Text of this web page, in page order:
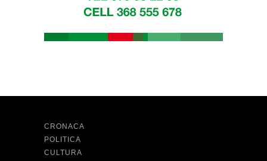
CRONACA
POLITICA
CULTURA